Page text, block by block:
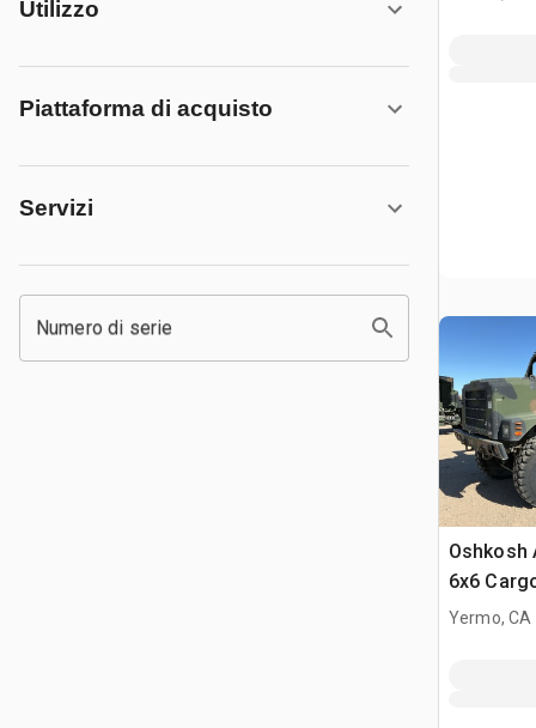
Utilizzo
Piattaforma di acquisto
Servizi
Numero di serie
Oshkosh
6x6
Yermo, CA